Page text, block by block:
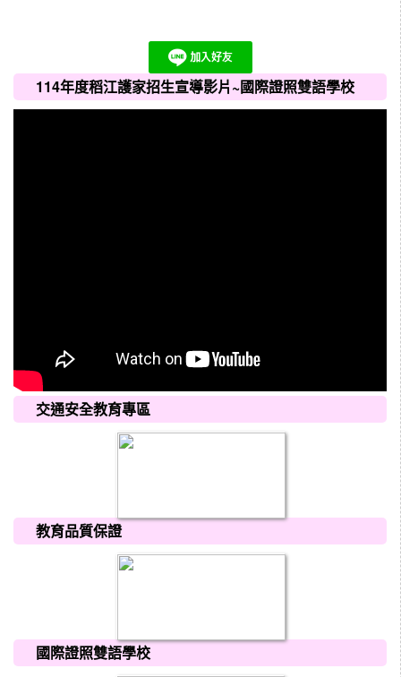
114年度稻江護家招生宣導影片~國際證照雙語學校
交通安全教育專區
教育品質保證
國際證照雙語學校